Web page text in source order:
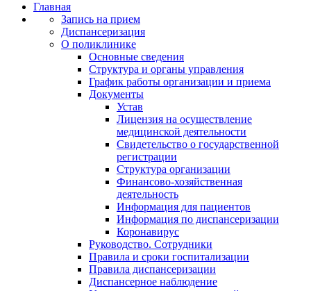
Главная
Запись на прием
Диспансеризация
О поликлинике
Основные сведения
Структура и органы управления
График работы организации и приема
Документы
Устав
Лицензия на осуществление
медицинской деятельности
Свидетельство о государственной
регистрации
Структура организации
Финансово-хозяйственная
деятельность
Информация для пациентов
Информация по диспансеризации
Коронавирус
Руководство. Сотрудники
Правила и сроки госпитализации
Правила диспансеризации
Диспансерное наблюдение